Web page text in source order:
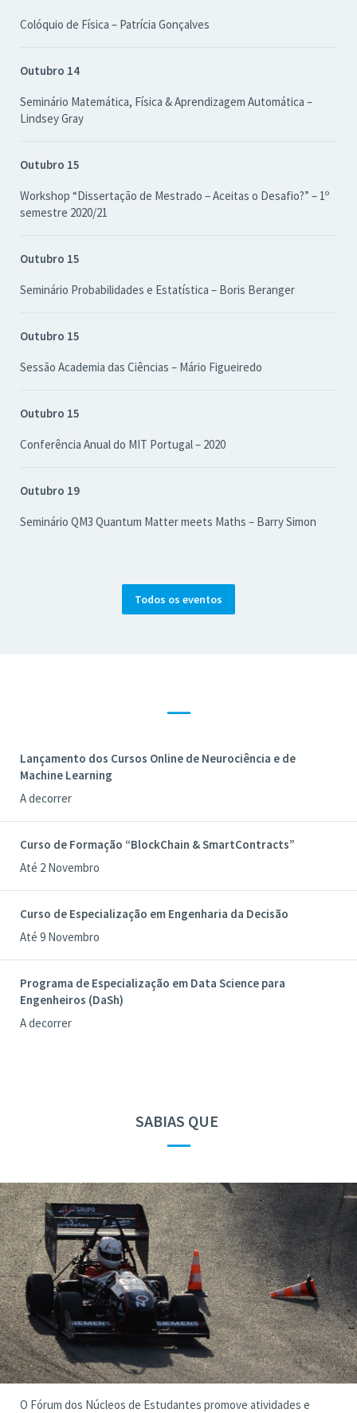
Colóquio de Física – Patrícia Gonçalves
Outubro 14
Seminário Matemática, Física & Aprendizagem Automática –
Lindsey Gray
Outubro 15
Workshop “Dissertação de Mestrado – Aceitas o Desafio?” – 1º
semestre 2020/21
Outubro 15
Seminário Probabilidades e Estatística – Boris Beranger
Outubro 15
Sessão Academia das Ciências – Mário Figueiredo
Outubro 15
Conferência Anual do MIT Portugal – 2020
Outubro 19
Seminário QM3 Quantum Matter meets Maths – Barry Simon
Todos os eventos
—
Lançamento dos Cursos Online de Neurociência e de
Machine Learning
A decorrer
Curso de Formação “BlockChain & SmartContracts”
Até 2 Novembro
Curso de Especialização em Engenharia da Decisão
Até 9 Novembro
Programa de Especialização em Data Science para
Engenheiros (DaSh)
A decorrer
SABIAS QUE
—
O Fórum dos Núcleos de Estudantes promove atividades e